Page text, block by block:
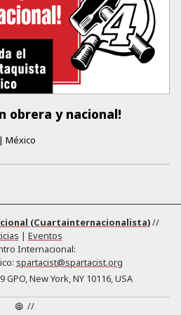
obrera y nacional!
| México
(Cuartainternacionalista)//
| Eventos
Internacional:
spartacist@spartacist.org
GPO, New York, NY 10116, USA
//